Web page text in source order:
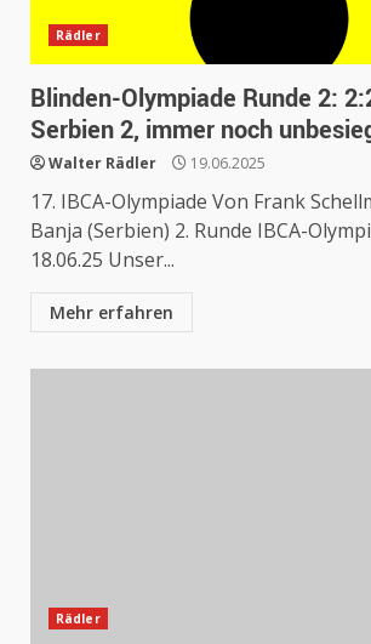
Rädler
Blinden-Olympiade Runde 2:
Serbien 2, immer noch
Walter Rädler 19.06.2025
17. IBCA-Olympiade Von Frank
Banja (Serbien) 2. Runde IBCA-
18.06.25 Unser...
Mehr erfahren
Rädler